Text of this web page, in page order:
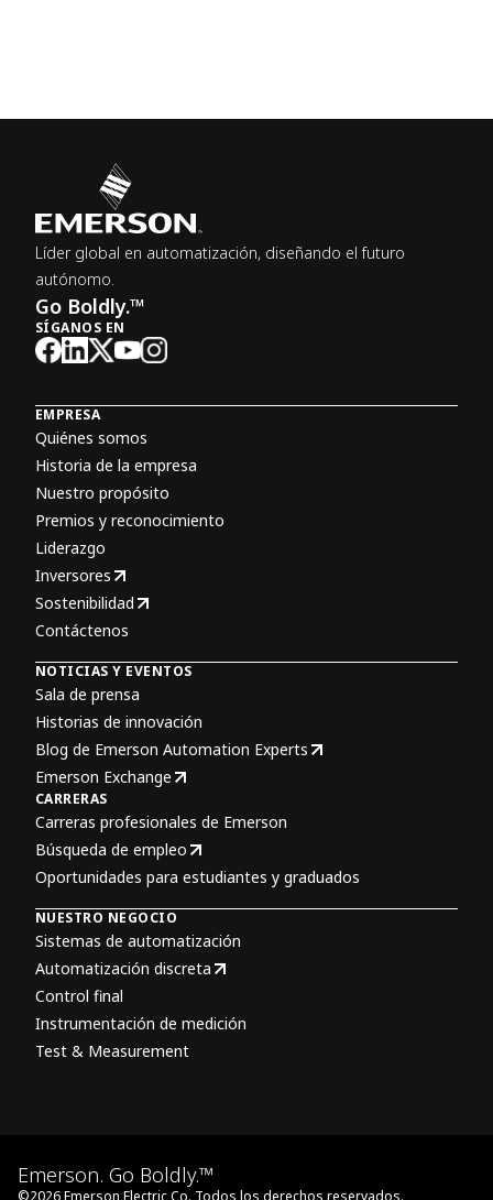
Líder global en automatización, diseñando el futuro
autónomo.
Go Boldly.™
SÍGANOS EN
EMPRESA
Quiénes somos
Historia de la empresa
Nuestro propósito
Premios y reconocimiento
Liderazgo
Inversores
Sostenibilidad
Contáctenos
NOTICIAS Y EVENTOS
Sala de prensa
Historias de innovación
Blog de Emerson Automation Experts
Emerson Exchange
CARRERAS
Carreras profesionales de Emerson
Búsqueda de empleo
Oportunidades para estudiantes y graduados
NUESTRO NEGOCIO
Sistemas de automatización
Automatización discreta
Control final
Instrumentación de medición
Test & Measurement
Emerson. Go Boldly.™